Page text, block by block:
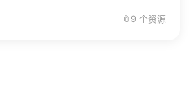
📎 9 个资源